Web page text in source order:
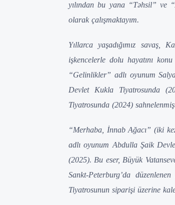
yılından bu yana “Təhsil” ve
olarak çalışmaktayım.
Yıllarca yaşadığımız savaş,
işkencelerle dolu hayatını
“Gelinlikler” adlı oyunum
Devlet Kukla Tiyatrosunda
Tiyatrosunda (2024)
“Merhaba, İnnab Ağacı” (iki
adlı oyunum Abdulla Şaik
(2025). Bu eser, Büyük
Sankt-Peterburg’da
Tiyatrosunun siparişi üzerine